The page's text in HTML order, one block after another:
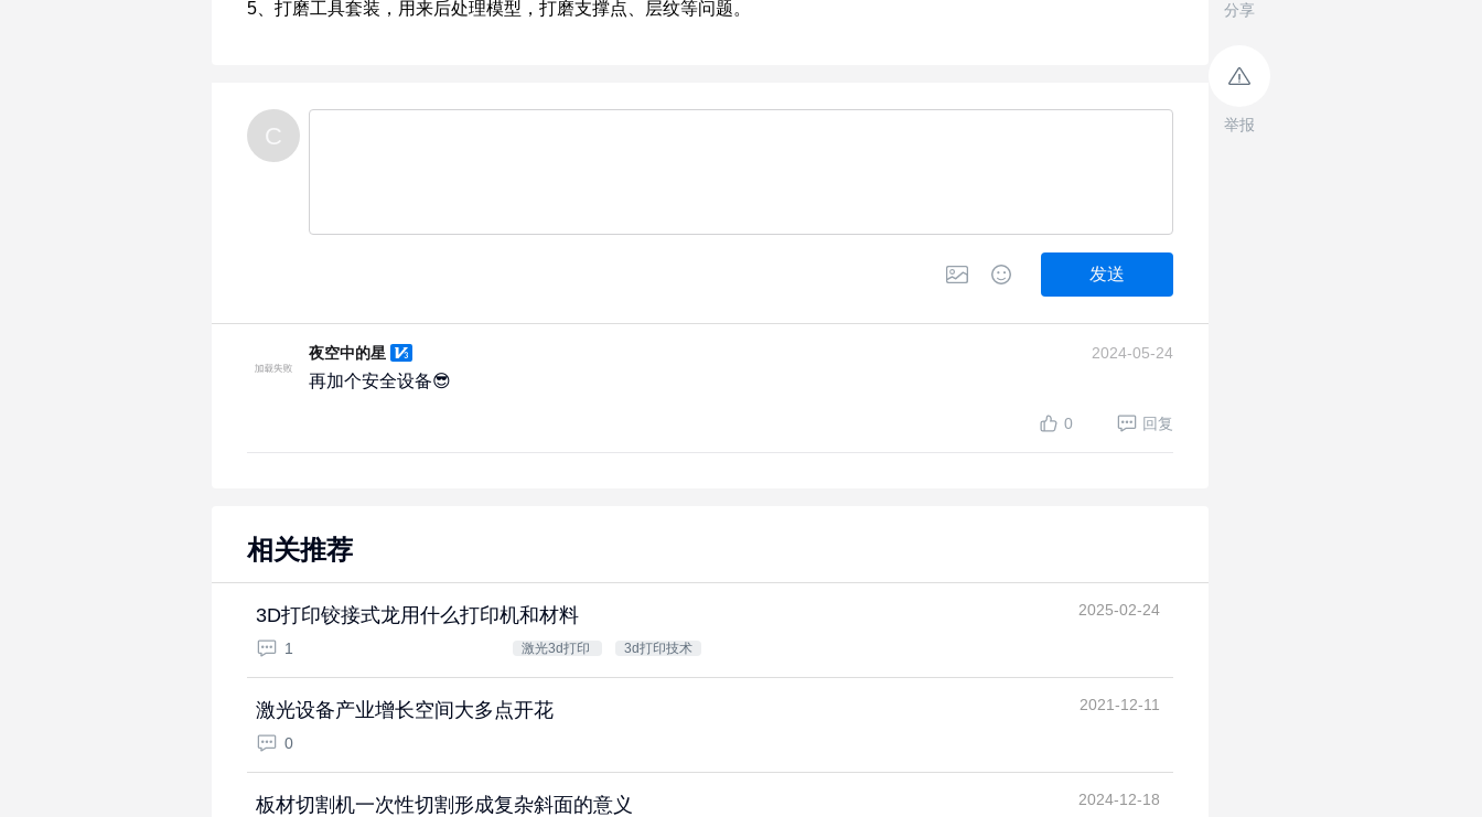
C
发送
夜空中的星 2024-05-24
再加个安全设备😎
0 回复
相关推荐
3D打印铰接式龙用什么打印机和材料
1 激光3d打印 3d打印技术
2025-02-24
激光设备产业增长空间大多点开花
0
2021-12-11
板材切割机一次性切割形成复杂斜面的意义 2024-12-18
分享
举报